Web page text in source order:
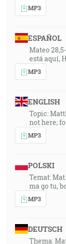
MP3
ESPAÑOL
Mateo
está aquí,
MP3
ENGLISH
Topic:
not here;
MP3
POLSKI
Temat:
ma go tu,
MP3
DEUTSCH
Thema: